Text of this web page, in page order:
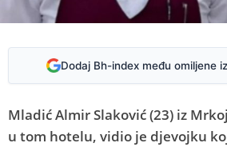
Dodaj Bh-index među omiljene
Mladić Almir Slaković (23) iz
u tom hotelu, vidio je djevojku